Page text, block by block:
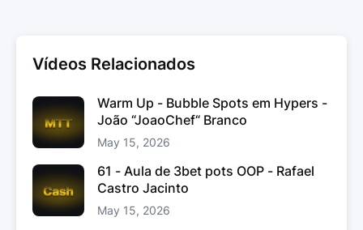
Vídeos Relacionados
Warm Up - Bubble Spots em Hypers -
João “JoaoChef“ Branco
May 15, 2026
61 - Aula de 3bet pots OOP - Rafael
Castro Jacinto
May 15, 2026